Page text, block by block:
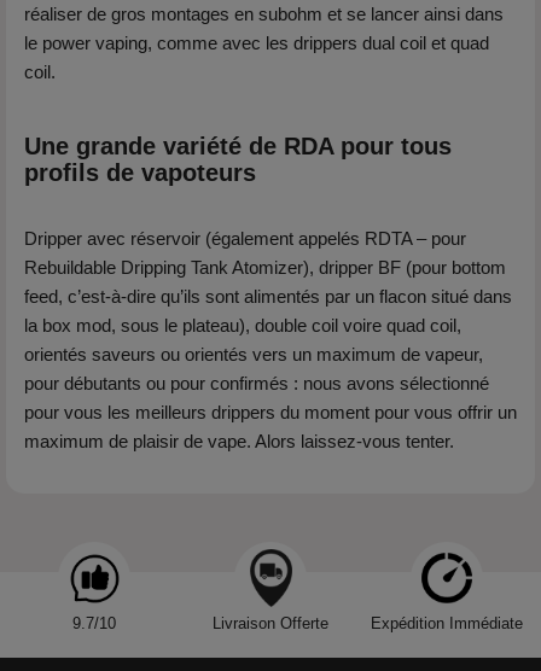
réaliser de gros montages en subohm et se lancer ainsi dans
le power vaping, comme avec les drippers dual coil et quad
coil.
Une grande variété de RDA pour tous
profils de vapoteurs
Dripper avec réservoir (également appelés RDTA – pour
Rebuildable Dripping Tank Atomizer), dripper BF (pour bottom
feed, c’est-à-dire qu’ils sont alimentés par un flacon situé dans
la box mod, sous le plateau), double coil voire quad coil,
orientés saveurs ou orientés vers un maximum de vapeur,
pour débutants ou pour confirmés : nous avons sélectionné
pour vous les meilleurs drippers du moment pour vous offrir un
maximum de plaisir de vape. Alors laissez-vous tenter.
9.7/10 Livraison Offerte Expédition Immédiate